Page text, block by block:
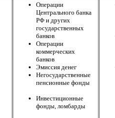
Операции
Центрального банка
РФ и других
государственных
банков
Операции
коммерческих
банков
Эмиссия денег
Негосударственные
пенсионные фонды
Инвестиционные
фонды, ломбарды